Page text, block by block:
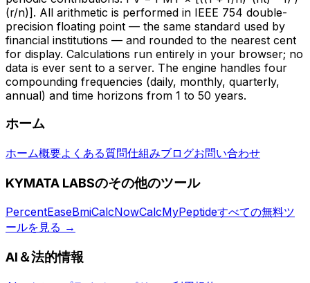
(r/n)]. All arithmetic is performed in IEEE 754 double-
precision floating point — the same standard used by
financial institutions — and rounded to the nearest cent
for display. Calculations run entirely in your browser; no
data is ever sent to a server. The engine handles four
compounding frequencies (daily, monthly, quarterly,
annual) and time horizons from 1 to 50 years.
ホーム
ホーム概要よくある質問仕組みブログお問い合わせ
KYMATA LABSのその他のツール
PercentEaseBmiCalcNowCalcMyPeptideすべての無料ツ
ールを見る →
AI＆法的情報